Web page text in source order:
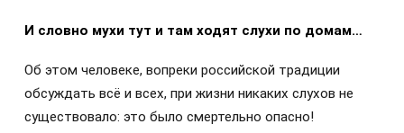
И словно мухи тут и там ходят слухи по домам…
Об этом человеке, вопреки российской традиции
обсуждать всё и всех, при жизни никаких слухов не
существовало: это было смертельно опасно!